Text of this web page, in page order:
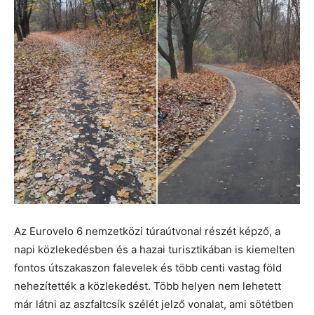
Az Eurovelo 6 nemzetközi túraútvonal részét képző, a
napi közlekedésben és a hazai turisztikában is kiemelten
fontos útszakaszon falevelek és több centi vastag föld
nehezítették a közlekedést. Több helyen nem lehetett
már látni az aszfaltcsík szélét jelző vonalat, ami sötétben